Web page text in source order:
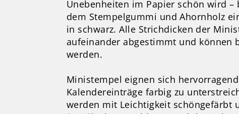
Unebenheiten im Papier schön wird –
dem Stempelgummi und Ahornholz
in schwarz. Alle Strichdicken der
aufeinander abgestimmt und können
werden.
Ministempel eignen sich
Kalendereinträge farbig zu
werden mit Leichtigkeit schöngefärbt